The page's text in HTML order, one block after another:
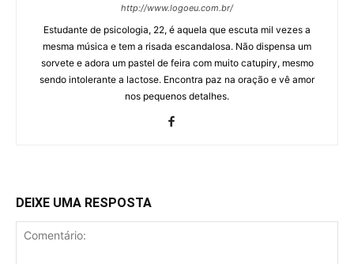
http://www.logoeu.com.br/
Estudante de psicologia, 22, é aquela que escuta mil vezes a
mesma música e tem a risada escandalosa. Não dispensa um
sorvete e adora um pastel de feira com muito catupiry, mesmo
sendo intolerante a lactose. Encontra paz na oração e vê amor
nos pequenos detalhes.
DEIXE UMA RESPOSTA